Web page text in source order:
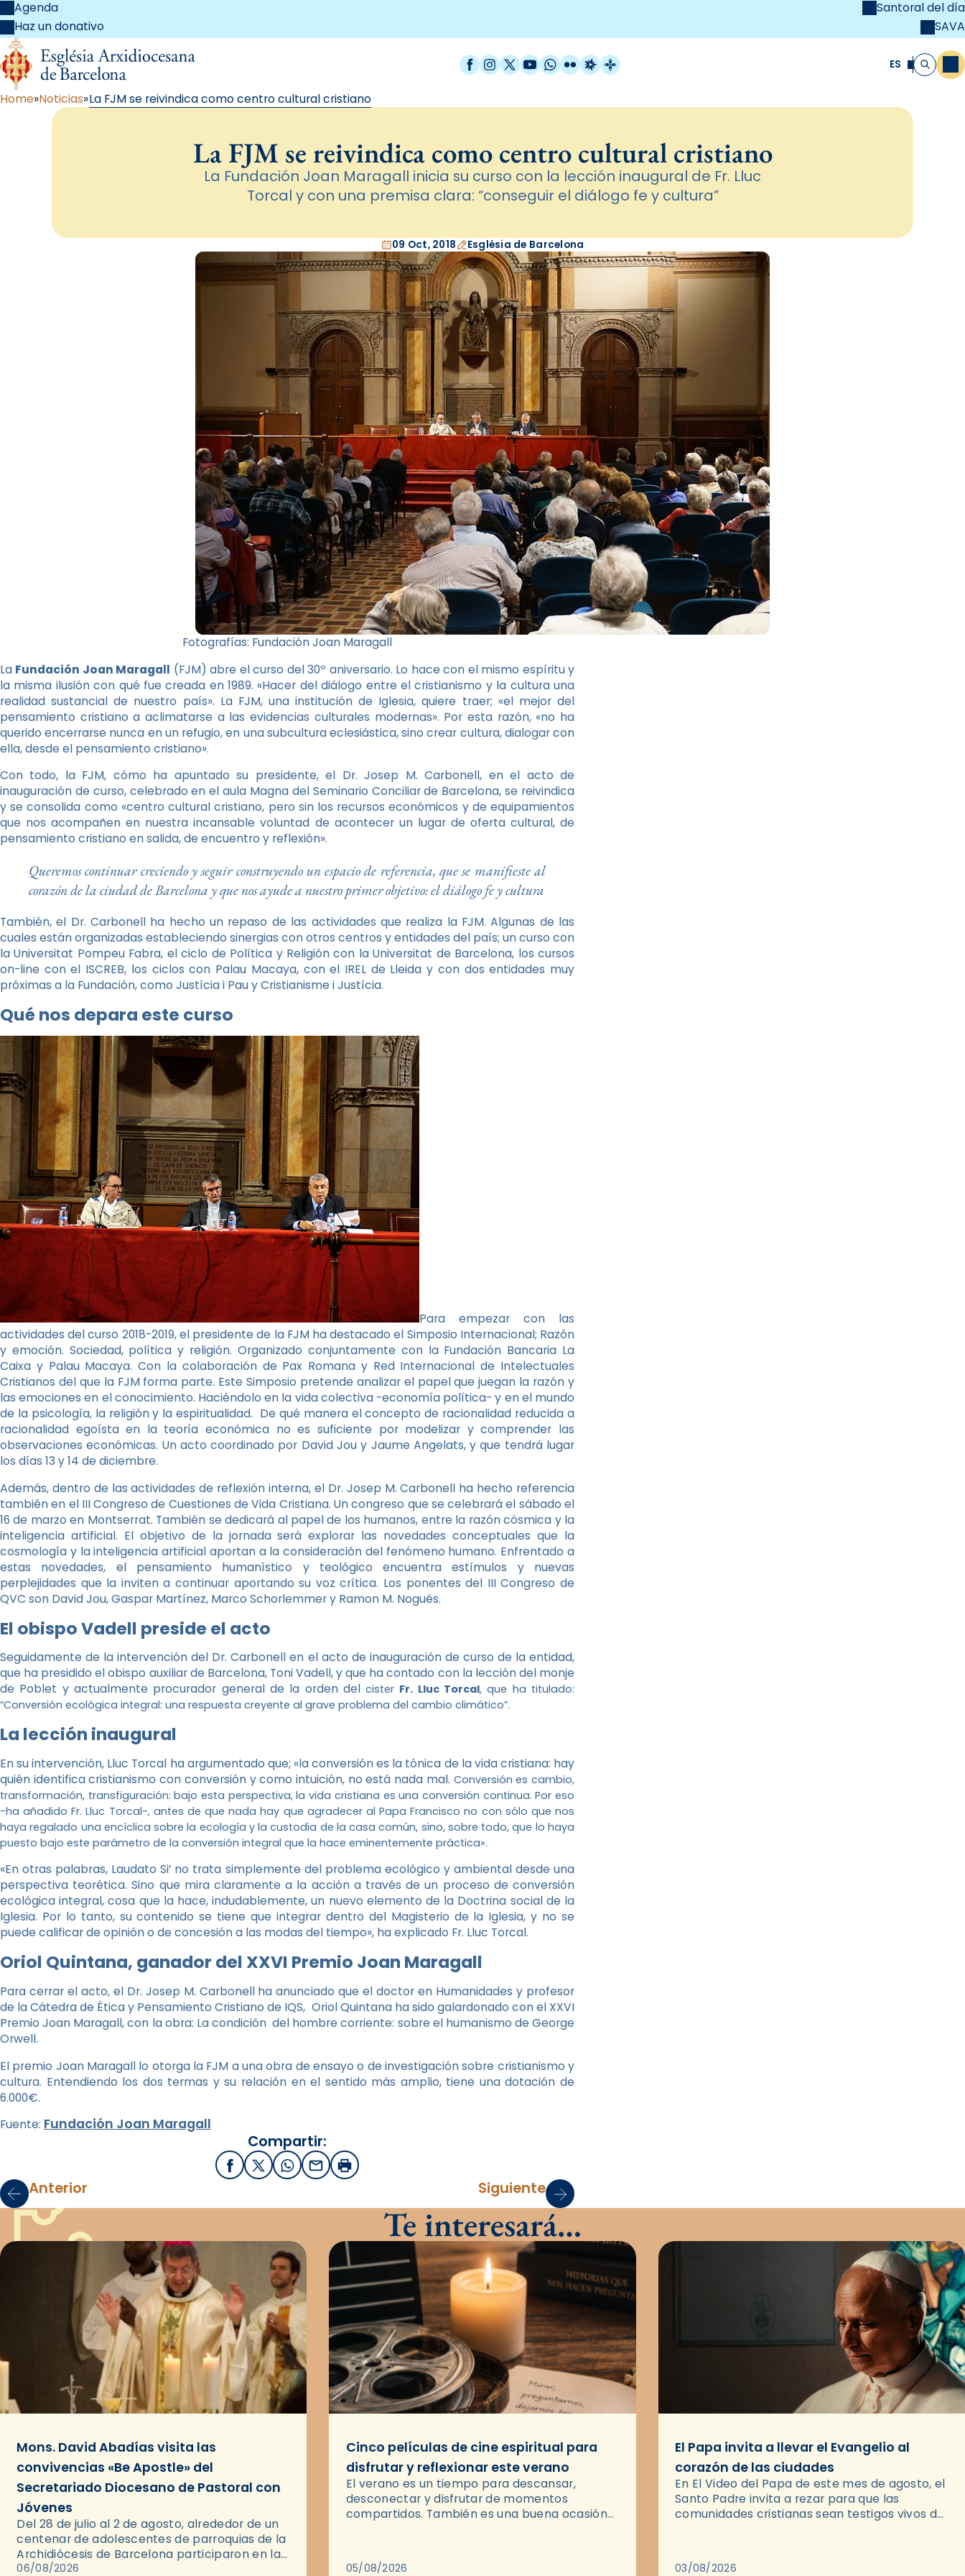
Agenda
Haz un donativo
Santoral del día
SAVA
Facebook
Instagram
X / Twitter
YouTube
WhatsApp
FlickrRadio Estel
Catalunya Cristiana ES Buscar
Home Noticias La FJM se reivindica como centro cultural cristiano
La FJM se reivindica como centro cultural cristiano
La Fundación Joan Maragall inicia su curso con la lección inaugural de Fr. Lluc
Torcal y con una premisa clara: “conseguir el diálogo fe y cultura”
09 Oct, 2018 Església de Barcelona
Fotografías: Fundación Joan Maragall
La Fundación Joan Maragall (FJM) abre el curso del 30º aniversario. Lo hace con el mismo espíritu y
la misma ilusión con qué fue creada en 1989. «Hacer del diálogo entre el cristianismo y la cultura una
realidad sustancial de nuestro país». La FJM, una institución de Iglesia, quiere traer; «el mejor del
pensamiento cristiano a aclimatarse a las evidencias culturales modernas». Por esta razón, «no ha
querido encerrarse nunca en un refugio, en una subcultura eclesiástica, sino crear cultura, dialogar con
ella, desde el pensamiento cristiano».
Con todo, la FJM, cómo ha apuntado su presidente, el Dr. Josep M. Carbonell, en el acto de
inauguración de curso, celebrado en el aula Magna del Seminario Conciliar de Barcelona, se reivindica
y se consolida como «centro cultural cristiano, pero sin los recursos económicos y de equipamientos
que nos acompañen en nuestra incansable voluntad de acontecer un lugar de oferta cultural, de
pensamiento cristiano en salida, de encuentro y reflexión».
Queremos continuar creciendo y seguir construyendo un espacio de referencia, que se manifieste al
corazón de la ciudad de Barcelona y que nos ayude a nuestro primer objetivo: el diálogo fe y cultura
También, el Dr. Carbonell ha hecho un repaso de las actividades que realiza la FJM. Algunas de las
cuales están organizadas estableciendo sinergias con otros centros y entidades del país; un curso con
la Universitat Pompeu Fabra, el ciclo de Política y Religión con la Universitat de Barcelona, los cursos
on-line con el ISCREB, los ciclos con Palau Macaya, con el IREL de Lleida y con dos entidades muy
próximas a la Fundación, como Justícia i Pau y Cristianisme i Justícia.
Qué nos depara este curso
Para empezar con las
actividades del curso 2018-2019, el presidente de la FJM ha destacado el Simposio Internacional; Razón
y emoción. Sociedad, política y religión. Organizado conjuntamente con la Fundación Bancaria La
Caixa y Palau Macaya. Con la colaboración de Pax Romana y Red Internacional de Intelectuales
Cristianos del que la FJM forma parte. Este Simposio pretende analizar el papel que juegan la razón y
las emociones en el conocimiento. Haciéndolo en la vida colectiva -economía política- y en el mundo
de la psicología, la religión y la espiritualidad. De qué manera el concepto de racionalidad reducida a
racionalidad egoísta en la teoría económica no es suficiente por modelizar y comprender las
observaciones económicas. Un acto coordinado por David Jou y Jaume Angelats, y que tendrá lugar
los días 13 y 14 de diciembre.
Además, dentro de las actividades de reflexión interna, el Dr. Josep M. Carbonell ha hecho referencia
también en el III Congreso de Cuestiones de Vida Cristiana. Un congreso que se celebrará el sábado el
16 de marzo en Montserrat. También se dedicará al papel de los humanos, entre la razón cósmica y la
inteligencia artificial. El objetivo de la jornada será explorar las novedades conceptuales que la
cosmología y la inteligencia artificial aportan a la consideración del fenómeno humano. Enfrentado a
estas novedades, el pensamiento humanístico y teológico encuentra estímulos y nuevas
perplejidades que la inviten a continuar aportando su voz crítica. Los ponentes del III Congreso de
QVC son David Jou, Gaspar Martínez, Marco Schorlemmer y Ramon M. Nogués.
El obispo Vadell preside el acto
Seguidamente de la intervención del Dr. Carbonell en el acto de inauguración de curso de la entidad,
que ha presidido el obispo auxiliar de Barcelona, Toni Vadell, y que ha contado con la lección del monje
de Poblet y actualmente procurador general de la orden delcister Fr. Lluc Torcal, que ha titulado:
“Conversión ecológica integral: una respuesta creyente al grave problema del cambio climático”.
La lección inaugural
En su intervención, Lluc Torcal ha argumentado que; «la conversión es la tónica de la vida cristiana: hay
quién identifica cristianismo con conversión y como intuición, no está nada mal. Conversión es cambio,
transformación, transfiguración: bajo esta perspectiva, la vida cristiana es una conversión continua. Por eso
-ha añadido Fr. Lluc Torcal-, antes de que nada hay que agradecer al Papa Francisco no con sólo que nos
haya regalado una encíclica sobre la ecología y la custodia de la casa común, sino, sobre todo, que lo haya
puesto bajo este parámetro de la conversión integral que la hace eminentemente práctica».
«En otras palabras, Laudato Si’ no trata simplemente del problema ecológico y ambiental desde una
perspectiva teorética. Sino que mira claramente a la acción a través de un proceso de conversión
ecológica integral, cosa que la hace, indudablemente, un nuevo elemento de la Doctrina social de la
Iglesia. Por lo tanto, su contenido se tiene que integrar dentro del Magisterio de la Iglesia, y no se
puede calificar de opinión o de concesión a las modas del tiempo», ha explicado Fr. Lluc Torcal.
Oriol Quintana, ganador del XXVI Premio Joan Maragall
Para cerrar el acto, el Dr. Josep M. Carbonell ha anunciado que el doctor en Humanidades y profesor
de la Cátedra de Ética y Pensamiento Cristiano de IQS, Oriol Quintana ha sido galardonado con el XXVI
Premio Joan Maragall, con la obra: La condición del hombre corriente: sobre el humanismo de George
Orwell.
El premio Joan Maragall lo otorga la FJM a una obra de ensayo o de investigación sobre cristianismo y
cultura. Entendiendo los dos termas y su relación en el sentido más amplio, tiene una dotación de
6.000€.
Fuente: Fundación Joan Maragall
Compartir:
FacebookX / Twitter
WhatsApp
EmailImprimir
Anterior Siguiente
Te interesará…
Mons. David Abadías visita las
convivencias «Be Apostle» del
Secretariado Diocesano de Pastoral con
Jóvenes
Del 28 de julio al 2 de agosto, alrededor de un
centenar de adolescentes de parroquias de la
Archidiócesis de Barcelona participaron en las
convivencias Be Apostle, organizadas por el
06/08/2026
Cinco películas de cine espiritual para
disfrutar y reflexionar este verano
El verano es un tiempo para descansar,
desconectar y disfrutar de momentos
compartidos. También es una buena ocasión
05/08/2026
El Papa invita a llevar el Evangelio al
corazón de las ciudades
En El Video del Papa de este mes de agosto, el
Santo Padre invita a rezar para que las
comunidades cristianas sean testigos vivos del
03/08/2026